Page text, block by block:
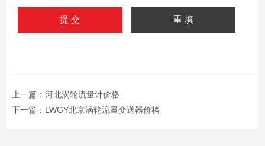
上一篇： 河北涡轮流量计价格
下一篇： LWGY北京涡轮流量变送器价格